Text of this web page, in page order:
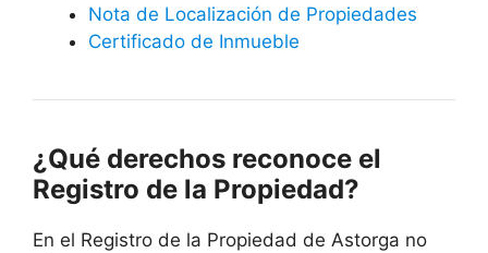
Nota de Localización de Propiedades
Certificado de Inmueble
¿Qué derechos reconoce el
Registro de la Propiedad?
En el Registro de la Propiedad de Astorga no